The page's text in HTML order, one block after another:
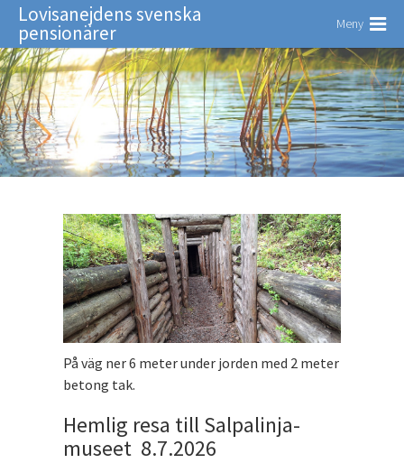
Lovisanejdens svenska
pensionärer Meny
På väg ner 6 meter under jorden med 2 meter
betong tak.
Hemlig resa till Salpalinja-
museet 8.7.2026